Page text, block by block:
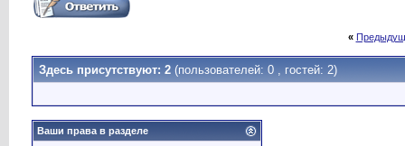
«
Здесь присутствуют: 2 (пользователей: 0 , гостей: 2)
Ваши права в разделе